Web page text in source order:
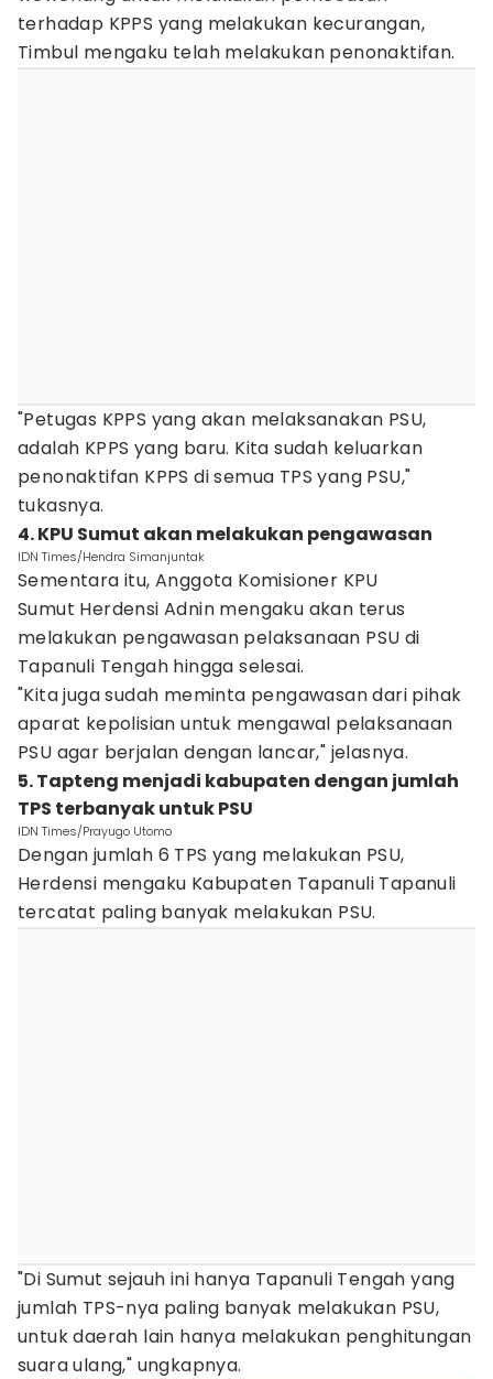
terhadap KPPS yang melakukan kecurangan,
Timbul mengaku telah melakukan penonaktifan.
"Petugas KPPS yang akan melaksanakan PSU,
adalah KPPS yang baru. Kita sudah keluarkan
penonaktifan KPPS di semua TPS yang PSU,"
tukasnya.
4. KPU Sumut akan melakukan pengawasan
IDN Times/Hendra Simanjuntak
Sementara itu, Anggota Komisioner KPU
Sumut Herdensi Adnin mengaku akan terus
melakukan pengawasan pelaksanaan PSU di
Tapanuli Tengah hingga selesai.
"Kita juga sudah meminta pengawasan dari pihak
aparat kepolisian untuk mengawal pelaksanaan
PSU agar berjalan dengan lancar," jelasnya.
5. Tapteng menjadi kabupaten dengan jumlah
TPS terbanyak untuk PSU
IDN Times/Prayugo Utomo
Dengan jumlah 6 TPS yang melakukan PSU,
Herdensi mengaku Kabupaten Tapanuli Tapanuli
tercatat paling banyak melakukan PSU.
"Di Sumut sejauh ini hanya Tapanuli Tengah yang
jumlah TPS-nya paling banyak melakukan PSU,
untuk daerah lain hanya melakukan penghitungan
suara ulang," ungkapnya.